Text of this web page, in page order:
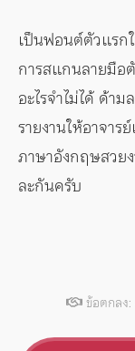
เป็นฟอนต์ตัวแรก
การสแกนลายมือ
อะไรจำไม่ได้ ด้า
รายงานให้อาจาร
ภาษาอังกฤษสวย
ละกันครับ
ข้อตกลง